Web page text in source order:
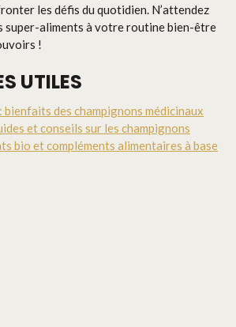
les défis du quotidien. N’attendez
super-aliments à votre routine bien-être
!
UTILES
bienfaits des champignons médicinaux
et conseils sur les champignons
bio et compléments alimentaires à base